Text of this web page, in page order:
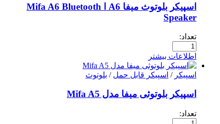
اسپیکر بلوتوث میفا A6 ا Mifa A6 Bluetooth
Speaker
تعداد:
اطلاعات بیشتر
اسپیکر / اسپیکر قابل حمل / بلوتوث
اسپیکر بلوتوثی میفا مدل Mifa A5
تعداد: